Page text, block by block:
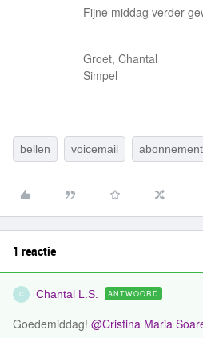
Fijne middag verder
Groet, Chantal
Simpel
bellen voicemail abonnement
1 reactie
C Chantal L.S. ANTWOORD
Goedemiddag! ​ @Cristina Maria